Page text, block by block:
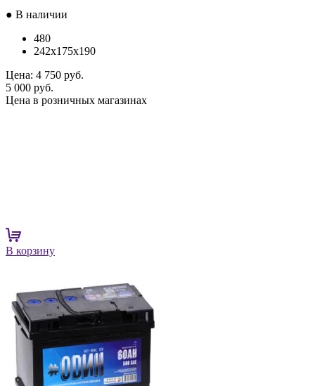
● В наличии
480
242x175x190
Цена: 4 750 руб.
5 000 руб.
Цена в розничных магазинах
В корзину